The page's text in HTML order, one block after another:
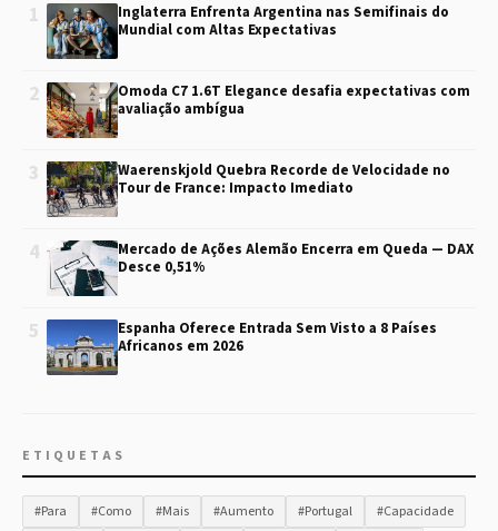
1
Inglaterra Enfrenta Argentina nas Semifinais do
Mundial com Altas Expectativas
2
Omoda C7 1.6T Elegance desafia expectativas com
avaliação ambígua
3
Waerenskjold Quebra Recorde de Velocidade no
Tour de France: Impacto Imediato
4
Mercado de Ações Alemão Encerra em Queda — DAX
Desce 0,51%
5
Espanha Oferece Entrada Sem Visto a 8 Países
Africanos em 2026
ETIQUETAS
#Para #Como #Mais #Aumento #Portugal
#Capacidade